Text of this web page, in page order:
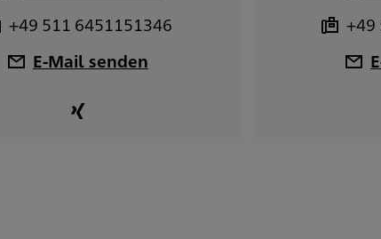
+49 511 6451151346
E-Mail senden
+49